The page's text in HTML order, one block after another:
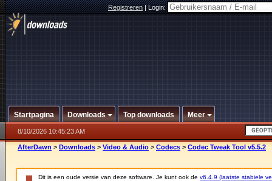
Registreren|Login:
Startpagina Downloads Top downloads Meer
8/10/2026 10:45:23 AM
AfterDawn > Downloads > Video & Audio > Codecs > Codec Tweak Tool v5.5.2
Dit is een oude versie van deze software. Je kunt ook de v6.4.9 (laatste stabiele